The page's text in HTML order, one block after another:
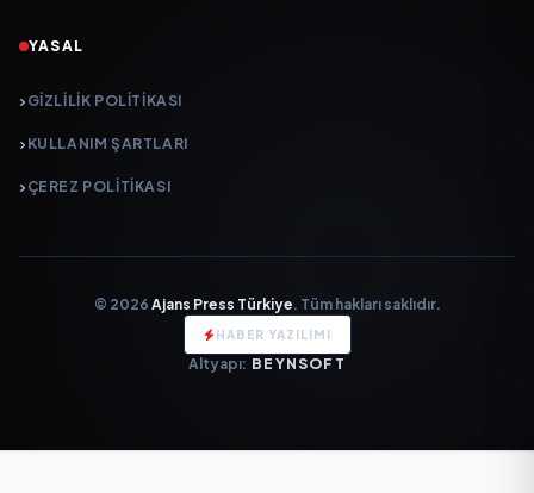
YASAL
GIZLILIK POLITIKASI
KULLANIM ŞARTLARI
ÇEREZ POLITIKASI
© 2026 Ajans Press Türkiye. Tüm hakları saklıdır.
HABER YAZILIMI
Altyapı: BEYNSOFT